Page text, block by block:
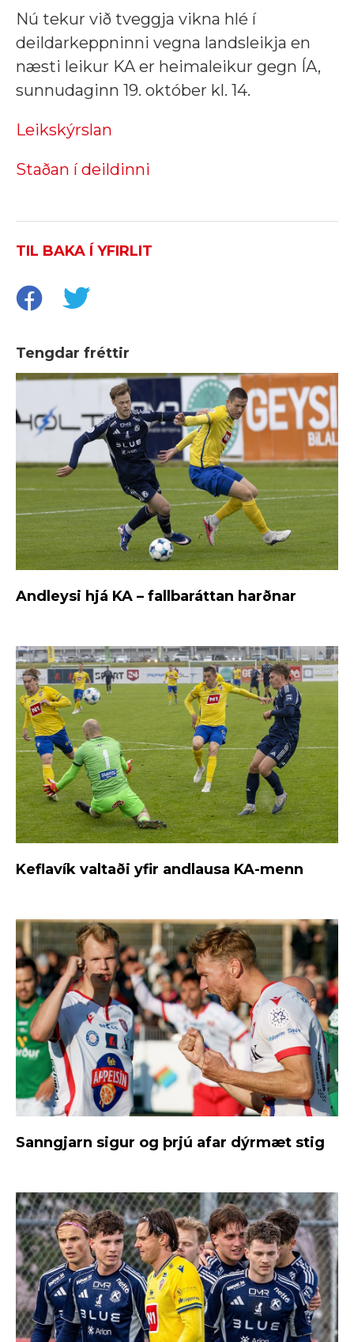
Nú tekur við tveggja vikna hlé í
deildarkeppninni vegna landsleikja en
næsti leikur KA er heimaleikur gegn ÍA,
sunnudaginn 19. október kl. 14.
Leikskýrslan
Staðan í deildinni
TIL BAKA Í YFIRLIT
Tengdar fréttir
Andleysi hjá KA – fallbaráttan harðnar
Keflavík valtaði yfir andlausa KA-menn
Sanngjarn sigur og þrjú afar dýrmæt stig